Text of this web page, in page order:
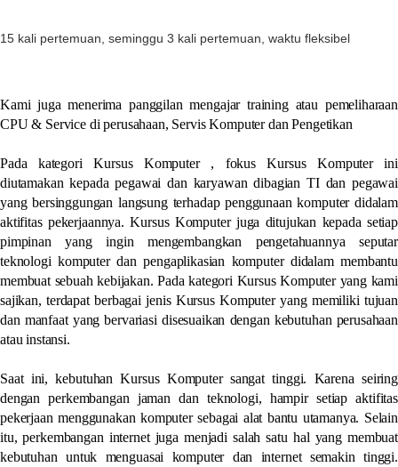
15 kali pertemuan, seminggu 3 kali pertemuan, waktu fleksibel
Kami juga menerima panggilan mengajar training atau pemeliharaan
CPU & Service di perusahaan, Servis Komputer dan Pengetikan
Pada kategori Kursus Komputer , fokus Kursus Komputer ini
diutamakan kepada pegawai dan karyawan dibagian TI dan pegawai
yang bersinggungan langsung terhadap penggunaan komputer didalam
aktifitas pekerjaannya. Kursus Komputer juga ditujukan kepada setiap
pimpinan yang ingin mengembangkan pengetahuannya seputar
teknologi komputer dan pengaplikasian komputer didalam membantu
membuat sebuah kebijakan. Pada kategori Kursus Komputer yang kami
sajikan, terdapat berbagai jenis Kursus Komputer yang memiliki tujuan
dan manfaat yang bervariasi disesuaikan dengan kebutuhan perusahaan
atau instansi.
Saat ini, kebutuhan Kursus Komputer sangat tinggi. Karena seiring
dengan perkembangan jaman dan teknologi, hampir setiap aktifitas
pekerjaan menggunakan komputer sebagai alat bantu utamanya. Selain
itu, perkembangan internet juga menjadi salah satu hal yang membuat
kebutuhan untuk menguasai komputer dan internet semakin tinggi.